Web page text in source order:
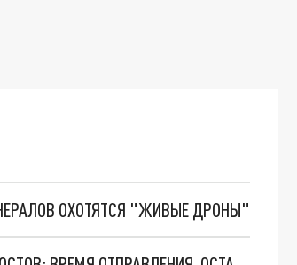
ОХОТЯТСЯ "ЖИВЫЕ ДРОНЫ"